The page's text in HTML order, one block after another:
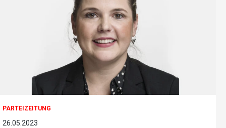
PARTEIZEITUNG
26.05.2023